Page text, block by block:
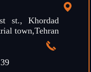
st., Khordad
town,Tehran